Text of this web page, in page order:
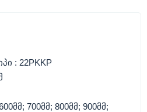
: 22PKKP
700მმ; 800მმ; 900მმ;